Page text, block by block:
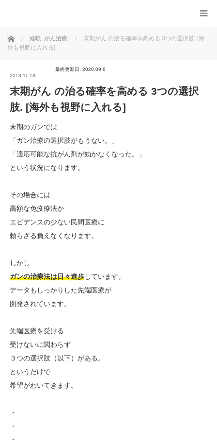
ホーム 経験, がん治療
末期がん の治る確率を高める 3つの選択肢. [海
外も視野に入れる]
2018.11.18
最終更新日: 2020.09.6
末期がん の治る確率を高める 3つの選択
肢. [海外も視野に入れる]
末期のガンでは
「ガン治療の選択肢がもうない。」
「適応可能な抗がん剤が効かなくなった。」
という状況になります。
その場合には
高額な免疫療法か
エビデンスの少ない民間医療に
頼らざる負えなくなります。
しかし
ガンの治療法は日々進歩しています。
データもしっかりした先端医療が
開発されています。
先端医療を受ける
受けないに関わらず
３つの選択肢（以下）がある。
というだけで
希望がわいてきます。
・
・
・